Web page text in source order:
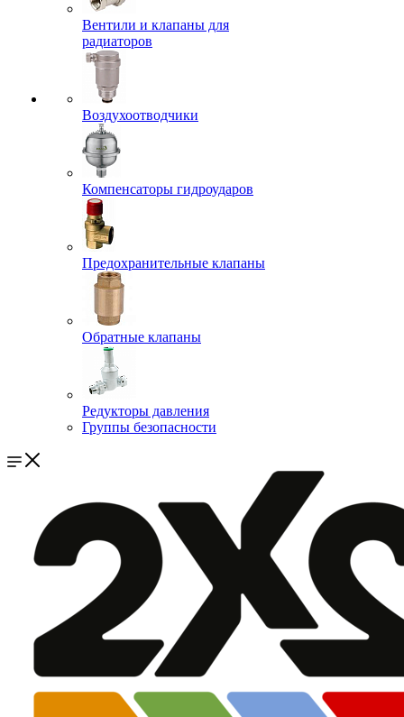
Вентили и клапаны для
радиаторов
Воздухоотводчики
Компенсаторы гидроударов
Предохранительные клапаны
Обратные клапаны
Редукторы давления
Группы безопасности